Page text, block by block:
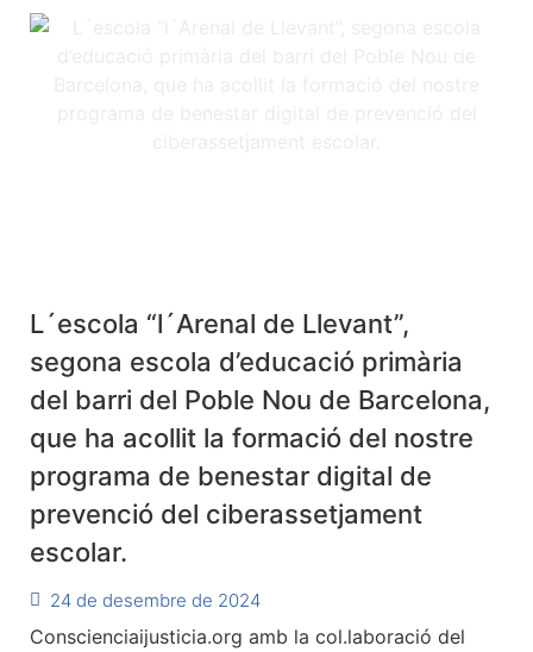
L´escola “l´Arenal de Llevant”,
segona escola d’educació primària
del barri del Poble Nou de Barcelona,
que ha acollit la formació del nostre
programa de benestar digital de
prevenció del ciberassetjament
escolar.
24 de desembre de 2024
Conscienciaijusticia.org amb la col.laboració del